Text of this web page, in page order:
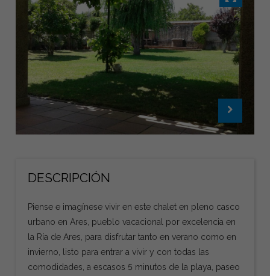
DESCRIPCIÓN
Piense e imagínese vivir en este chalet en pleno casco
urbano en Ares, pueblo vacacional por excelencia en
la Ría de Ares, para disfrutar tanto en verano como en
invierno, listo para entrar a vivir y con todas las
comodidades, a escasos 5 minutos de la playa, paseo